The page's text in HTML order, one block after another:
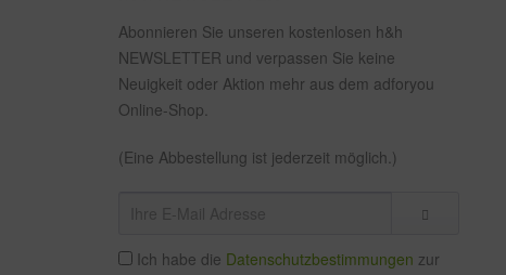
Abonnieren Sie unseren kostenlosen h&h
NEWSLETTER und verpassen Sie keine
Neuigkeit oder Aktion mehr aus dem adforyou
Online-Shop.
(Eine Abbestellung ist jederzeit möglich.)
Ich habe die Datenschutzbestimmungen zur